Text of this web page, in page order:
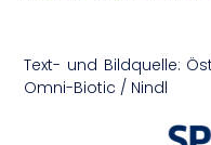
Text- und Bildquelle:
Omni-Biotic / Nindl